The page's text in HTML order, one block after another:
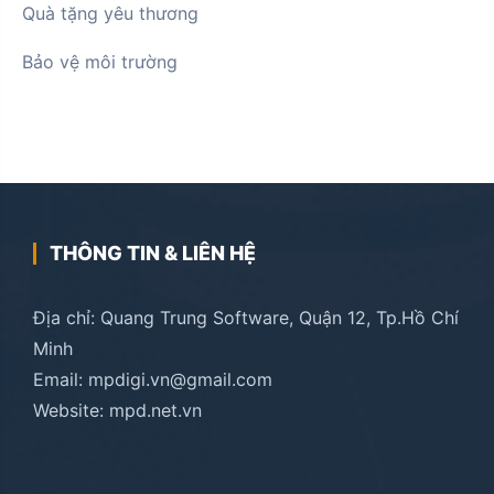
Quà tặng yêu thương
Bảo vệ môi trường
THÔNG TIN & LIÊN HỆ
Địa chỉ: Quang Trung Software, Quận 12, Tp.Hồ Chí
Minh
Email: mpdigi.vn@gmail.com
Website: mpd.net.vn